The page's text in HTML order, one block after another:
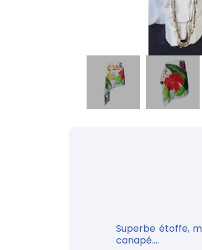
Superbe étoffe,
canapé....